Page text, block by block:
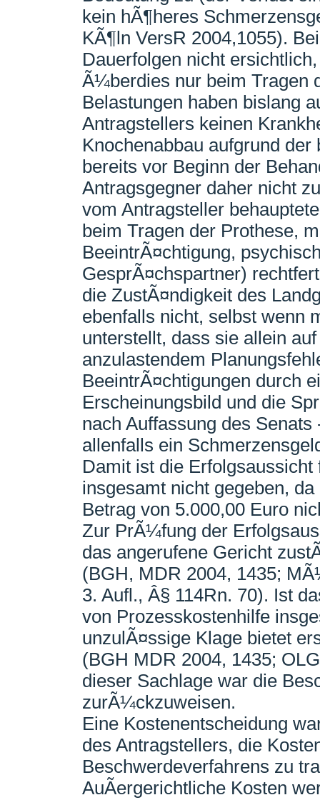
kein hÃ¶heres
KÃ¶ln VersR 2004,1055).
Dauerfolgen nicht
Ã¼berdies nur beim Tragen
Belastungen haben bislang
Antragstellers keinen
Knochenabbau aufgrund
bereits vor Beginn der
Antragsgegner daher nicht
vom Antragsteller
beim Tragen der Prothese,
BeeintrÃ¤chtigung,
GesprÃ¤chspartner)
die ZustÃ¤ndigkeit des
ebenfalls nicht, selbst wenn
unterstellt, dass sie allein
anzulastendem
BeeintrÃ¤chtigungen durch
Erscheinungsbild und die
nach Auffassung des
allenfalls ein
Damit ist die
insgesamt nicht gegeben,
Betrag von 5.000,00 Euro
Zur PrÃ¼fung der
das angerufene Gericht
(BGH, MDR 2004, 1435;
3. Aufl., Â§ 114Rn. 70). Ist
von Prozesskostenhilfe
unzulÃ¤ssige Klage bietet
(BGH MDR 2004, 1435;
dieser Sachlage war die
zurÃ¼ckzuweisen.
Eine Kostenentscheidung
des Antragstellers, die
Beschwerdeverfahrens zu
AuÃergerichtliche Kosten